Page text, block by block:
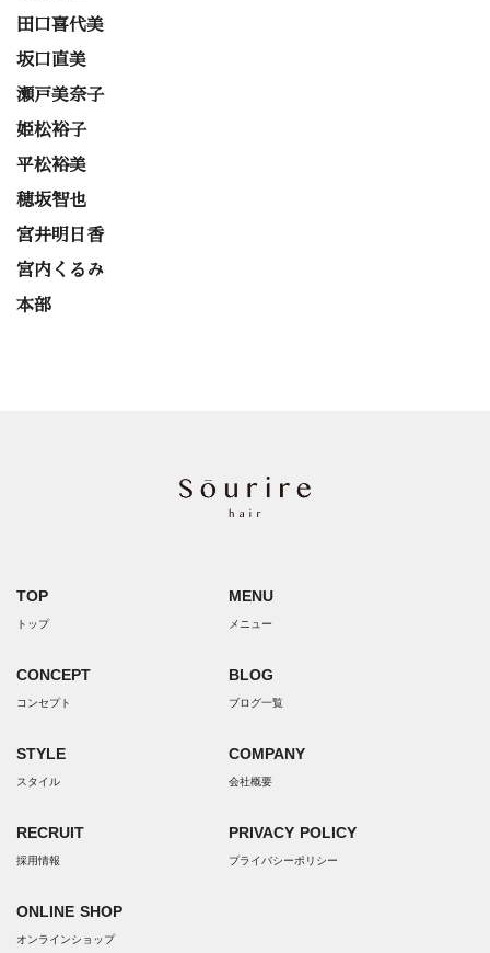
田口喜代美
坂口直美
瀬戸美奈子
姫松裕子
平松裕美
穂坂智也
宮井明日香
宮内くるみ
本部
TOP
トップ
CONCEPT
コンセプト
STYLE
スタイル
RECRUIT
採用情報
ONLINE SHOP
オンラインショップ
MENU
メニュー
BLOG
ブログ一覧
COMPANY
会社概要
PRIVACY POLICY
プライバシーポリシー